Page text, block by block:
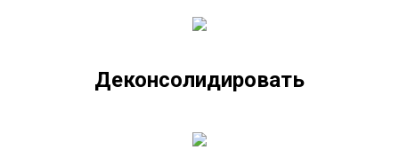
Деконсолидировать